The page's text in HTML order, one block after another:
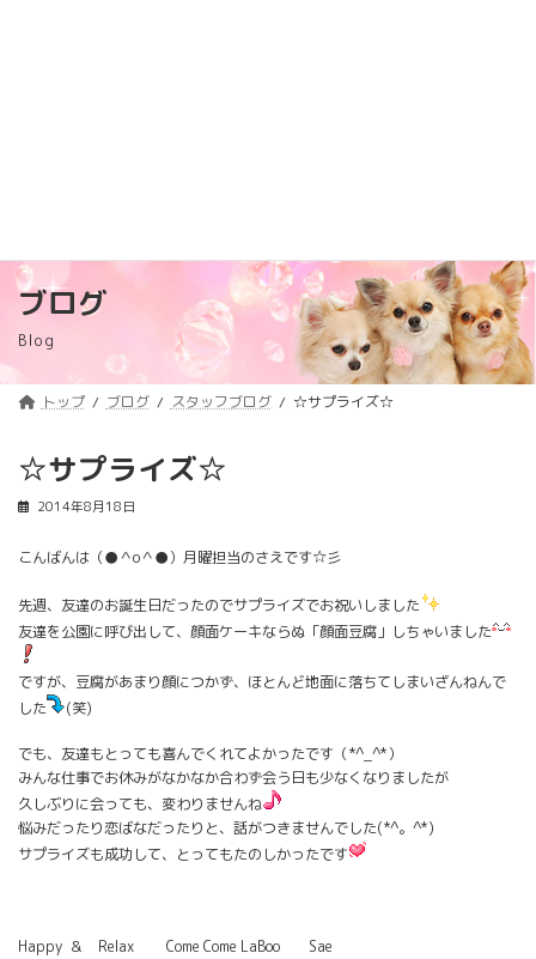
ブログ
Blog
トップ ブログ スタッフブログ ☆サプライズ☆
☆サプライズ☆
2014年8月18日
こんばんは（●＾o＾●）月曜担当のさえです☆彡
先週、友達のお誕生日だったのでサプライズでお祝いしました
友達を公園に呼び出して、顔面ケーキならぬ「顔面豆腐」しちゃいました
ですが、豆腐があまり顔につかず、ほとんど地面に落ちてしまいざんねんで
した
(笑)
でも、友達もとっても喜んでくれてよかったです（*^_^*）
みんな仕事でお休みがなかなか合わず会う日も少なくなりましたが
久しぶりに会っても、変わりませんね
悩みだったり恋ばなだったりと、話がつきませんでした(*^。^*)
サプライズも成功して、とってもたのしかったです
Happy ＆ Relax Come Come LaBoo Sae